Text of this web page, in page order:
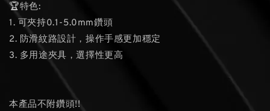
🏆特色:
1. 可夾持0.1-5.0mm鑽頭
2. 防滑紋路設計，操作手感更加穩定
3. 多用途夾具，選擇性更高
本產品不附鑽頭!!